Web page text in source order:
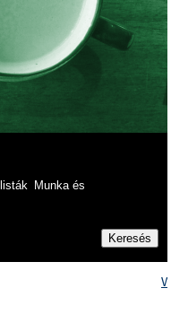
Munka és